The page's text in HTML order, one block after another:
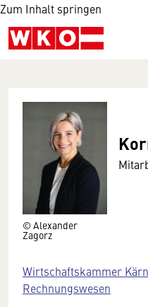
Zum Inhalt springen
© Alexander
Zagorz
Wirtschaftskammer
Rechnungswesen